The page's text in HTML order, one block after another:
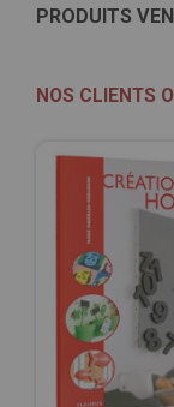
PRODUITS
NOS CLIENTS